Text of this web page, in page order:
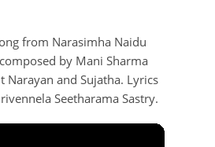
from Narasimha Naidu
by Mani Sharma
Narayan and Sujatha. Lyrics
Seetharama Sastry.